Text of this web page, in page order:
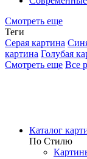
Смотреть еще
Теги
Серая картина
картина Голубая
Смотреть еще Все
Каталог
По Стилю